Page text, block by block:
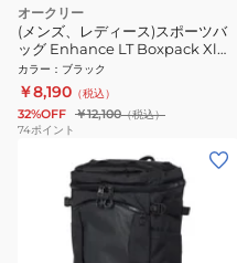
オークリー
(メンズ、レディース)スポーツバ
ッグ Enhance LT Boxpack Xl
8.0 Fw 黒 40L FOS901841-062
ボックス型 撥水 シンプル リュッ
ク
カラー ： ブラック
￥8,190 （税込）
32%OFF ￥12,100（税込）
74ポイント